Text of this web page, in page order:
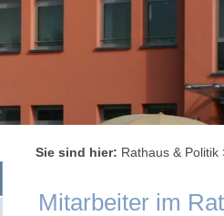
Sie sind hier: Rathaus & Politik
Mitarbeiter im